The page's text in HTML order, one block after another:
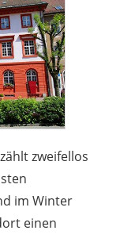
zweifellos
im Winter
einen